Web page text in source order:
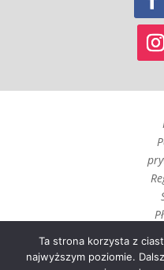
i
Ta strona korzysta z
najwyższym poziomie.